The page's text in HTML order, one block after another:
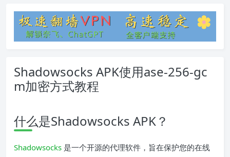
Shadowsocks APK使用ase-256-gc
m加密方式教程
什么是Shadowsocks APK？
Shadowsocks 是一个开源的代理软件，旨在保护您的在线